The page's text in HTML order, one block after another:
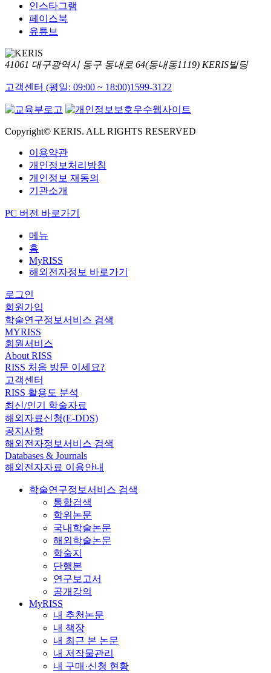
인스타그램
페이스북
유튜브
41061 대구광역시 동구 동내로 64(동내동1119) KERIS빌딩
고객센터 (평일: 09:00 ~ 18:00)1599-3122
Copyright© KERIS. ALL RIGHTS RESERVED
이용약관
개인정보처리방침
개인정보 재동의
기관소개
PC 버전 바로가기
메뉴
홈
MyRISS
해외전자정보 바로가기
로그인
회원가입
학술연구정보서비스 검색
MYRISS
회원서비스
About RISS
RISS 처음 방문 이세요?
고객센터
RISS 활용도 분석
최신/인기 학술자료
해외자료신청(E-DDS)
공지사항
해외전자정보서비스 검색
Databases & Journals
해외전자자료 이용안내
학술연구정보서비스 검색
통합검색
학위논문
국내학술논문
해외학술논문
학술지
단행본
연구보고서
공개강의
MyRISS
내 추천논문
내 책장
내 최근 본 논문
내 저작물관리
내 구매·신청 현황